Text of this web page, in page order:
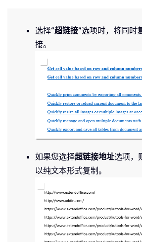
选择“超链接”选项时，将同时
接。
如果您选择超链接地址选项，
以纯文本形式复制。